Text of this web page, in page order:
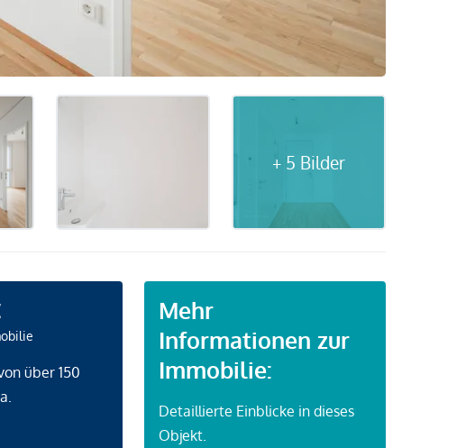
+ 5 Bilder
über 150
Mehr
Informationen zur
Immobilie:
Detaillierte Einblicke in dieses
Objekt.